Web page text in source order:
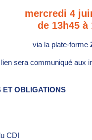
mercredi 4
de 13h45 à
via la plate-forme
lien sera communiqué aux
ET OBLIGATIONS
CDI